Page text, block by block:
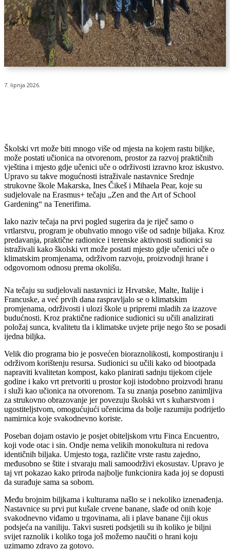
7. lipnja 2026.
Školski vrt može biti mnogo više od mjesta na kojem rastu biljke,
može postati učionica na otvorenom, prostor za razvoj praktičnih
vještina i mjesto gdje učenici uče o održivosti izravno kroz iskustvo.
Upravo su takve mogućnosti istraživale nastavnice Srednje
strukovne škole Makarska, Ines Čikeš i Mihaela Pear, koje su
sudjelovale na Erasmus+ tečaju „Zen and the Art of School
Gardening“ na Tenerifima.
Iako naziv tečaja na prvi pogled sugerira da je riječ samo o
vrtlarstvu, program je obuhvatio mnogo više od sadnje biljaka. Kroz
predavanja, praktične radionice i terenske aktivnosti sudionici su
istraživali kako školski vrt može postati mjesto gdje učenici uče o
klimatskim promjenama, održivom razvoju, proizvodnji hrane i
odgovornom odnosu prema okolišu.
Na tečaju su sudjelovali nastavnici iz Hrvatske, Malte, Italije i
Francuske, a već prvih dana raspravljalo se o klimatskim
promjenama, održivosti i ulozi škole u pripremi mladih za izazove
budućnosti. Kroz praktične radionice sudionici su učili analizirati
položaj sunca, kvalitetu tla i klimatske uvjete prije nego što se posadi
ijedna biljka.
Velik dio programa bio je posvećen bioraznolikosti, kompostiranju i
održivom korištenju resursa. Sudionici su učili kako od biootpada
napraviti kvalitetan kompost, kako planirati sadnju tijekom cijele
godine i kako vrt pretvoriti u prostor koji istodobno proizvodi hranu
i služi kao učionica na otvorenom. Ta su znanja posebno zanimljiva
za strukovno obrazovanje jer povezuju školski vrt s kuharstvom i
ugostiteljstvom, omogućujući učenicima da bolje razumiju podrijetlo
namirnica koje svakodnevno koriste.
Poseban dojam ostavio je posjet obiteljskom vrtu Finca Encuentro,
koji vode otac i sin. Ondje nema velikih monokultura ni redova
identičnih biljaka. Umjesto toga, različite vrste rastu zajedno,
međusobno se štite i stvaraju mali samoodrživi ekosustav. Upravo je
taj vrt pokazao kako priroda najbolje funkcionira kada joj se dopusti
da surađuje sama sa sobom.
Među brojnim biljkama i kulturama našlo se i nekoliko iznenađenja.
Nastavnice su prvi put kušale crvene banane, slađe od onih koje
svakodnevno viđamo u trgovinama, ali i plave banane čiji okus
podsjeća na vaniliju. Takvi susreti podsjetili su ih koliko je biljni
svijet raznolik i koliko toga još možemo naučiti o hrani koju
uzimamo zdravo za gotovo.